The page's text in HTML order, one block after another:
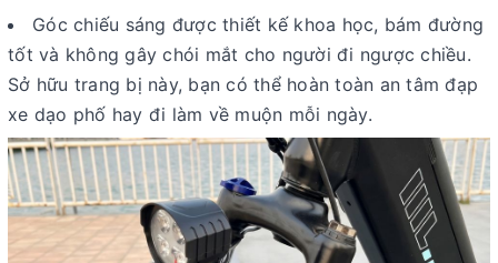
Góc chiếu sáng được thiết kế khoa học, bám đường
tốt và không gây chói mắt cho người đi ngược chiều.
Sở hữu trang bị này, bạn có thể hoàn toàn an tâm đạp
xe dạo phố hay đi làm về muộn mỗi ngày.